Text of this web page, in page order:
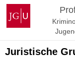
Zum
Inhalt
springen
Johannes
Gutenberg-
Universität
Juristische